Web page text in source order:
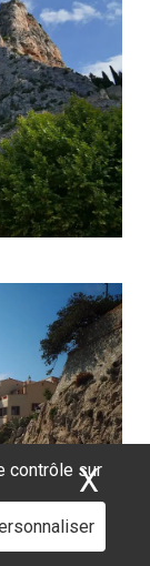
contrôle sur
X